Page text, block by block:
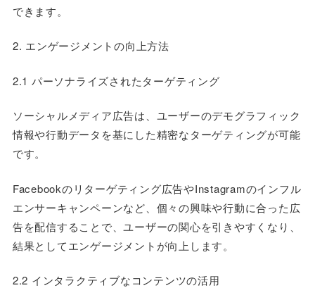
できます。
2. エンゲージメントの向上方法
2.1 パーソナライズされたターゲティング
ソーシャルメディア広告は、ユーザーのデモグラフィック
情報や行動データを基にした精密なターゲティングが可能
です。
Facebookのリターゲティング広告やInstagramのインフル
エンサーキャンペーンなど、個々の興味や行動に合った広
告を配信することで、ユーザーの関心を引きやすくなり、
結果としてエンゲージメントが向上します。
2.2 インタラクティブなコンテンツの活用